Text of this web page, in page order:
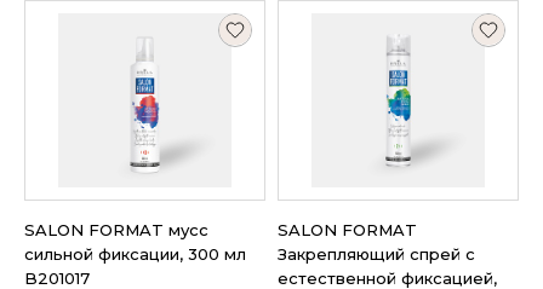
SALON FORMAT мусс
сильной фиксации, 300 мл
B201017
SALON FORMAT
Закрепляющий спрей с
естественной фиксацией,